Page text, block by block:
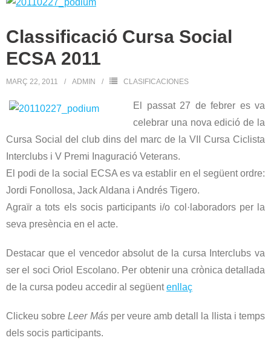
Classificació Cursa Social
ECSA 2011
MARÇ 22, 2011 ADMIN CLASIFICACIONES
El passat 27 de febrer es va
celebrar una nova edició de la
Cursa Social del club dins del marc de la VII Cursa Ciclista
Interclubs i V Premi Inaguració Veterans.
El podi de la social ECSA es va establir en el següent ordre:
Jordi Fonollosa, Jack Aldana i Andrés Tigero.
Agraïr a tots els socis participants i/o col·laboradors per la
seva presència en el acte.
Destacar que el vencedor absolut de la cursa Interclubs va
ser el soci Oriol Escolano. Per obtenir una crònica detallada
de la cursa podeu accedir al següentenllaç
Clickeu sobreLeer Másper veure amb detall la llista i temps
dels socis participants.